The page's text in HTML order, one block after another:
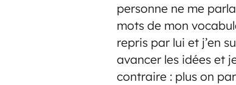
personne ne me
mots de mon
repris par lui et j’en
avancer les idées et
contraire : plus on